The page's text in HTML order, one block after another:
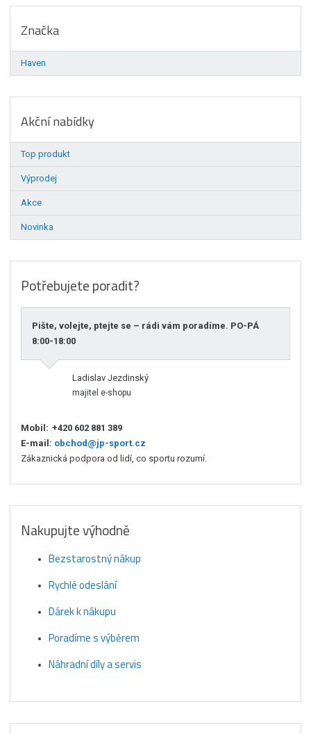
Značka
Haven
Akční nabídky
Top produkt
Výprodej
Akce
Novinka
Potřebujete poradit?
Pište, volejte, ptejte se – rádi vám poradíme. PO-PÁ
8:00-18:00
Ladislav Jezdinský
majitel e-shopu
Mobil: +420 602 881 389
E-mail: obchod@jp-sport.cz
Zákaznická podpora od lidí, co sportu rozumí.
Nakupujte výhodně
Bezstarostný nákup
Rychlé odeslání
Dárek k nákupu
Poradíme s výběrem
Náhradní díly a servis